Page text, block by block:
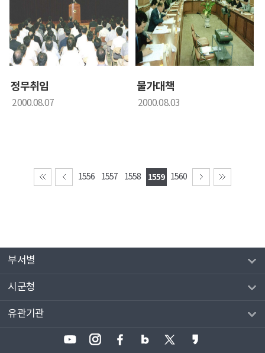
정무취임
2000.08.07
물가대책
2000.08.03
1556 1557 1558 1559 1560
부서별
시군청
유관기관